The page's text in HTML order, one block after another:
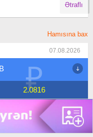
Ətraflı
Hamısına bax
07.08.2026
$
1.7